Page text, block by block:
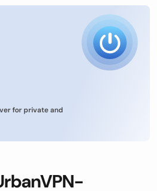
for private and